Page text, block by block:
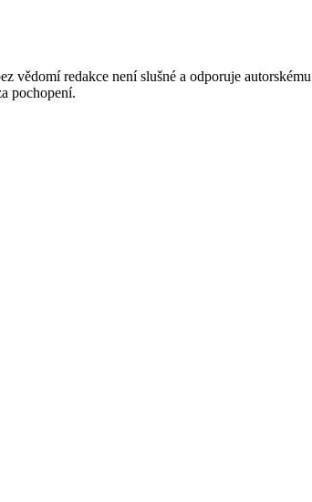
vědomí redakce není slušné a odporuje
pochopení.